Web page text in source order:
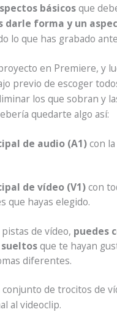
básicosque
darle forma y un
lo que has grabado
en Premiere, y
previo de escoger
los que sobran y
quedarte algo así:
de audio (A1)con la
de vídeo (V1)con
que hayas elegido.
de vídeo, puedes
que te hayan
diferentes.
de trocitos de
al videoclip.